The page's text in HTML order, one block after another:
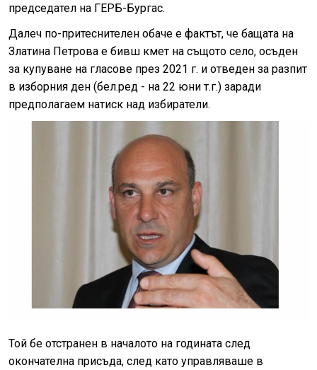
председател на ГЕРБ-Бургас.
Далеч по-притеснителен обаче е фактът, че бащата на
Златина Петрова е бивш кмет на същото село, осъден
за купуване на гласове през 2021 г. и отведен за разпит
в изборния ден (бел.ред - на 22 юни т.г.) заради
предполагаем натиск над избиратели.
Той бе отстранен в началото на годината след
окончателна присъда, след като управляваше в